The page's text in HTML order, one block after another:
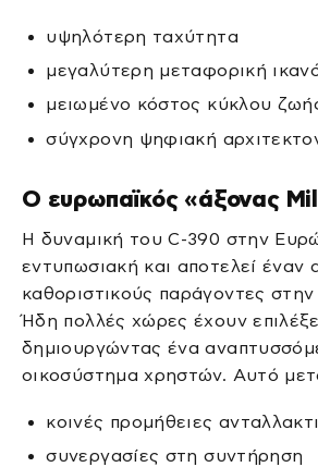
υψηλότερη ταχύτητα
μεγαλύτερη μεταφορική
μειωμένο κόστος κύκλου
σύγχρονη ψηφιακή
Ο ευρωπαϊκός «άξονας
Η δυναμική του C-390 στην
εντυπωσιακή και αποτελεί έναν
καθοριστικούς παράγοντες
Ήδη πολλές χώρες έχουν
δημιουργώντας ένα
οικοσύστημα χρηστών. Αυτό
κοινές προμήθειες
συνεργασίες στη συντήρηση